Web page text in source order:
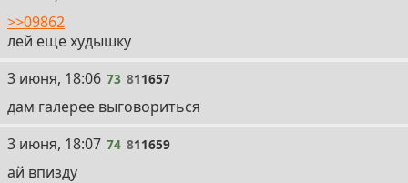
>>09862
лей еще худышку
73
3 июня, 18:06 73 811657
дам галерее выговориться
74
3 июня, 18:07 74 811659
ай впизду